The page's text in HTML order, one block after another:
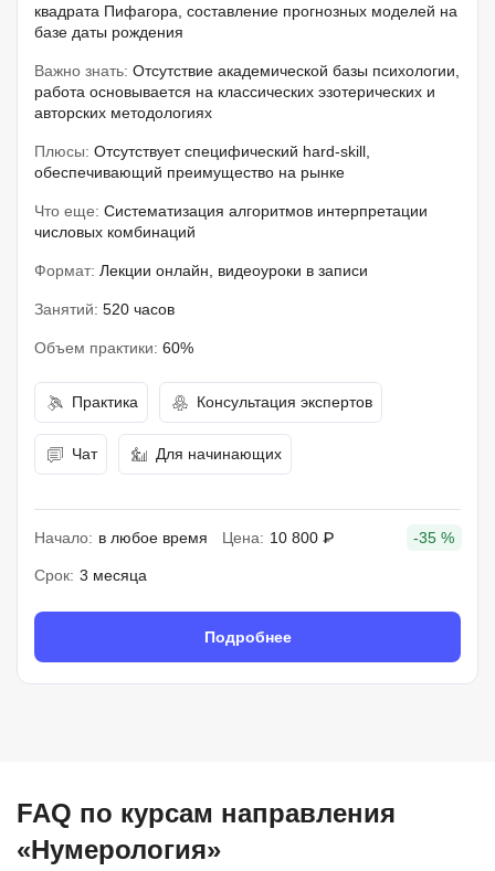
квадрата Пифагора, составление прогнозных моделей на
базе даты рождения
Важно знать: Отсутствие академической базы психологии,
работа основывается на классических эзотерических и
авторских методологиях
Плюсы: Отсутствует специфический hard-skill,
обеспечивающий преимущество на рынке
Что еще: Систематизация алгоритмов интерпретации
числовых комбинаций
Формат: Лекции онлайн, видеоуроки в записи
Занятий: 520 часов
Объем практики: 60%
Практика Консультация экспертов
Чат Для начинающих
Начало: в любое время Цена: 10 800 ₽ -35 %
Срок: 3 месяца
Подробнее
FAQ по курсам направления
«Нумерология»